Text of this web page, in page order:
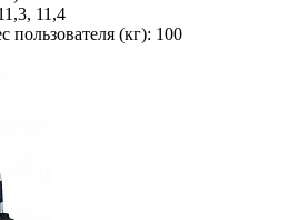
11,4
пользователя (кг): 100